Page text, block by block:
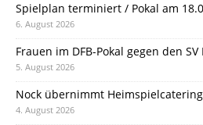
Spielplan terminiert / Pokal am
6. August 2026
Frauen im DFB-Pokal gegen den
5. August 2026
Nock übernimmt Heimspielcatering
4. August 2026